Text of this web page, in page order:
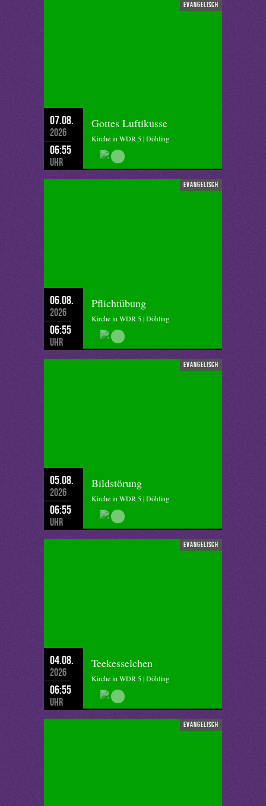
evangelisch
07.08.
2026
06:55
Uhr
Gottes Luftikusse
Kirche in WDR 5 | Döhling
evangelisch
06.08.
2026
06:55
Uhr
Pflichtübung
Kirche in WDR 5 | Döhling
evangelisch
05.08.
2026
06:55
Uhr
Bildstörung
Kirche in WDR 5 | Döhling
evangelisch
04.08.
2026
06:55
Uhr
Teekesselchen
Kirche in WDR 5 | Döhling
evangelisch